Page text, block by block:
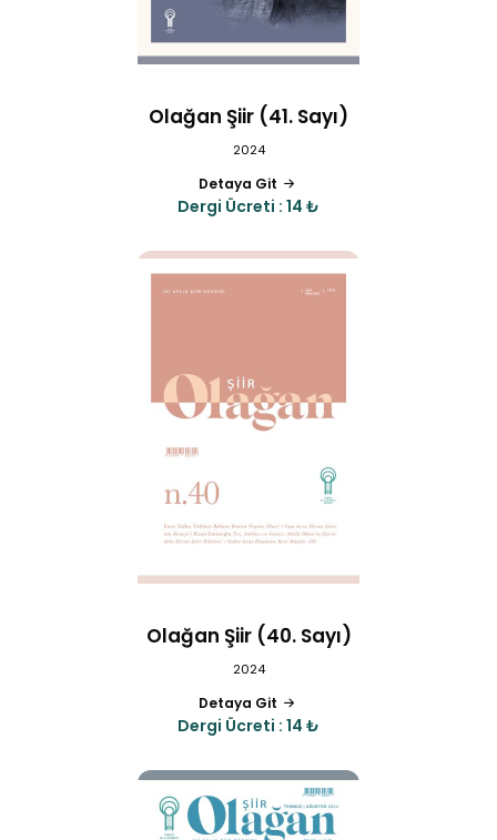
Olağan Şiir (41. Sayı)
2024
Detaya Git
Dergi Ücreti : 14 ₺
Olağan Şiir (40. Sayı)
2024
Detaya Git
Dergi Ücreti : 14 ₺